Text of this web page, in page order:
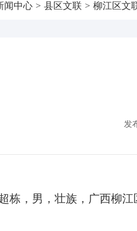
闻中心 > 县区文联 > 柳江区文
发
栋 ， 男 ，壮族，广西柳江